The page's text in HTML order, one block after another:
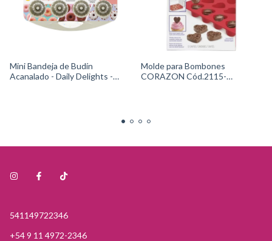
Mini Bandeja de Budín
Acanalado - Daily Delights -
Molde para Bombones
CORAZON Cód.2115-
541149722346
+54 9 11 4972-2346